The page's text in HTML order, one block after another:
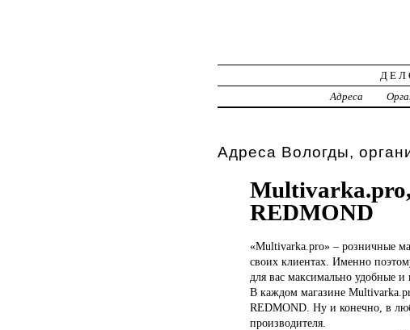
Адреса
Адреса Вологды,
Multivarka.pro,
REDMOND
«Multivarka.pro» – розничные
своих клиентах. Именно
для вас максимально удобные
В каждом магазине
REDMOND. Ну и конечно, в
производителя.